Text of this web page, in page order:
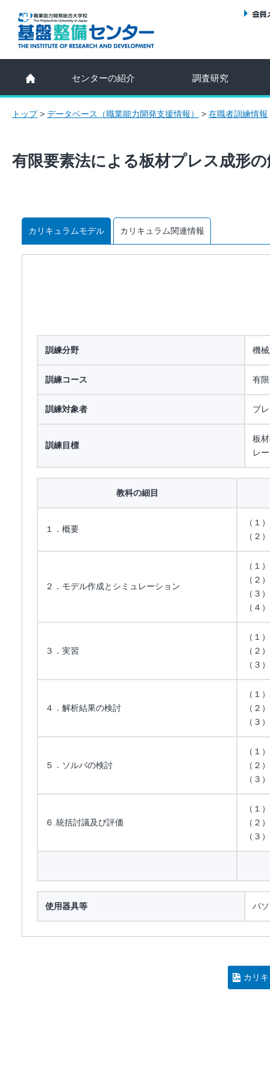
センターの紹介 調査研究
トップ> データベース（職業能力開発支援情報） > 在職者訓練情報
有限要素法による板材プレス成形
カリキュラムモデル カリキュラム関連情報
訓練分野 機
訓練コース 有
訓練対象者 プ
訓練目標
板
レ
教科の細目
１．概要
（１
（２
２．モデル作成とシミュレーション
（１
（２
（３
（４
３．実習
（１
（２
（３
４．解析結果の検討
（１
（２
（３
５．ソルバの検討
（１
（２
（３
６.統括討議及び評価
（１
（２
（３
使用器具等 パ
カリ